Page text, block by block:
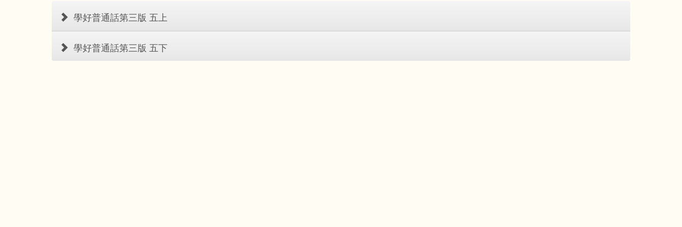
學好普通話第三版 五上
學好普通話第三版 五下